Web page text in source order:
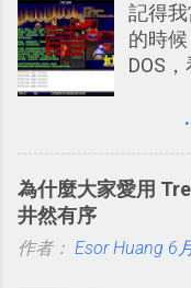
的 碎
我這
上面
好像
在一起
內建
多在
用。
記得我
的時
DOS
過的
來看
想必還
為什麼大家愛用
井然有序
作者： Esor Huang 6